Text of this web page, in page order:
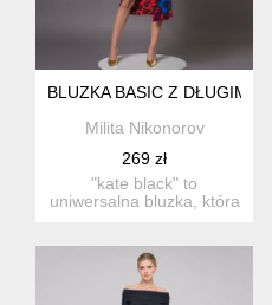
BLUZKA BASIC Z DŁUGIM
Milita Nikonorov
269 zł
"kate black" to
uniwersalna bluzka, która